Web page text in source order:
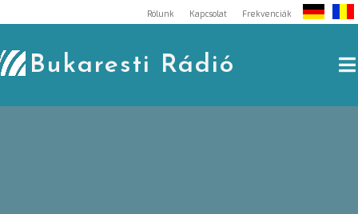
to
content
Rólunk Kapcsolat Frekvenciák
Bukaresti Rádió